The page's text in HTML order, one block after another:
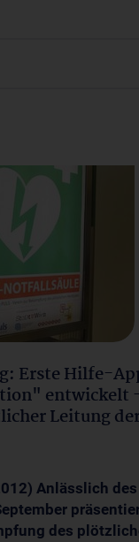
Erste Hilfe-
entwickelt
Leitung
Anlässlich
des